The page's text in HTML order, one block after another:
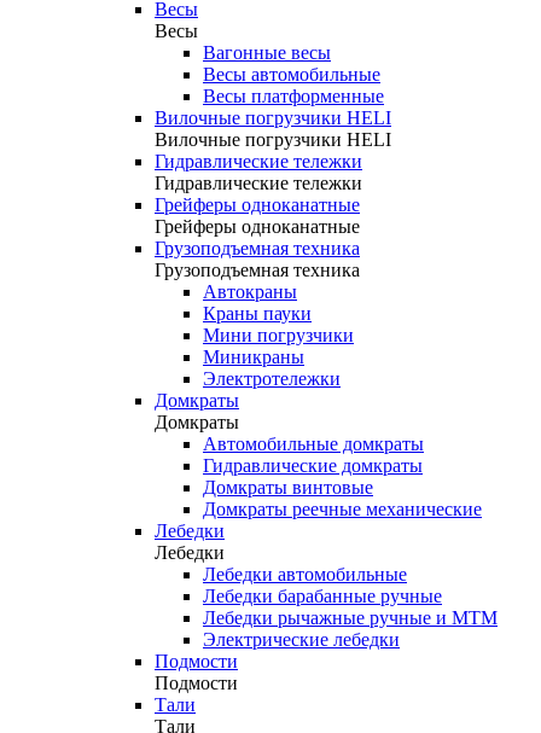
Весы
Весы
Вагонные весы
Весы автомобильные
Весы платформенные
Вилочные погрузчики HELI
Вилочные погрузчики HELI
Гидравлические тележки
Гидравлические тележки
Грейферы одноканатные
Грейферы одноканатные
Грузоподъемная техника
Грузоподъемная техника
Автокраны
Краны пауки
Мини погрузчики
Миникраны
Электротележки
Домкраты
Домкраты
Автомобильные домкраты
Гидравлические домкраты
Домкраты винтовые
Домкраты реечные механические
Лебедки
Лебедки
Лебедки автомобильные
Лебедки барабанные ручные
Лебедки рычажные ручные и МТМ
Электрические лебедки
Подмости
Подмости
Тали
Тали